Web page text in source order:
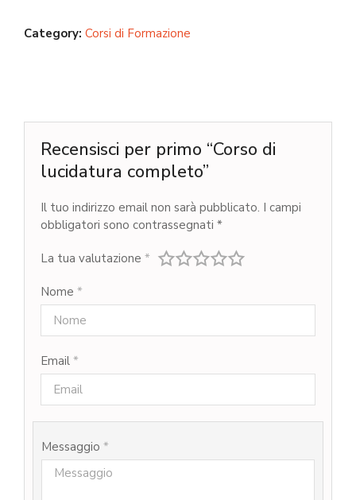
Category: Corsi di Formazione
Recensisci per primo “Corso di
lucidatura completo”
Il tuo indirizzo email non sarà pubblicato. I campi
obbligatori sono contrassegnati *
La tua valutazione *
Nome *
Email *
Messaggio *